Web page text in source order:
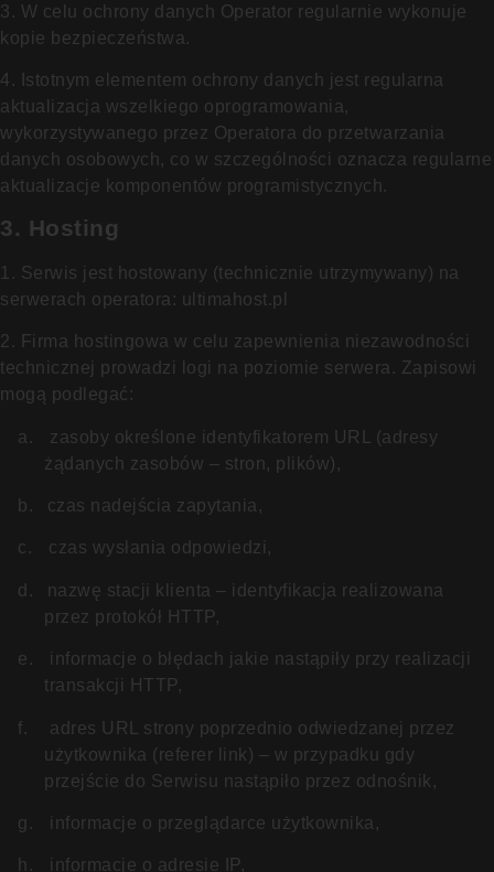
3. W celu ochrony danych Operator regularnie wykonuje
kopie bezpieczeństwa.
4. Istotnym elementem ochrony danych jest regularna
aktualizacja wszelkiego oprogramowania,
wykorzystywanego przez Operatora do przetwarzania
danych osobowych, co w szczególności oznacza regularne
aktualizacje komponentów programistycznych.
3. Hosting
1. Serwis jest hostowany (technicznie utrzymywany) na
serwerach operatora: ultimahost.pl
2. Firma hostingowa w celu zapewnienia niezawodności
technicznej prowadzi logi na poziomie serwera. Zapisowi
mogą podlegać:
a.
zasoby określone identyfikatorem URL (adresy
żądanych zasobów – stron, plików),
b. czas nadejścia zapytania,
c. czas wysłania odpowiedzi,
d.
nazwę stacji klienta – identyfikacja realizowana
przez protokół HTTP,
e.
informacje o błędach jakie nastąpiły przy realizacji
transakcji HTTP,
f.
adres URL strony poprzednio odwiedzanej przez
użytkownika (referer link) – w przypadku gdy
przejście do Serwisu nastąpiło przez odnośnik,
g. informacje o przeglądarce użytkownika,
h. informacje o adresie IP,